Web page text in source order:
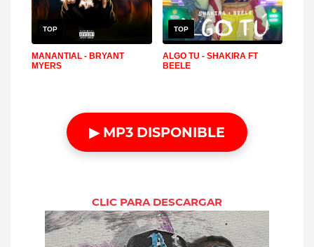
TOP
MANANTIAL - BRYANT
MYERS
TOP
ALGO TU - SHAKIRA FT
BEELE
▶ MP3 DISPONIBLE
CLIC PARA DESCARGAR